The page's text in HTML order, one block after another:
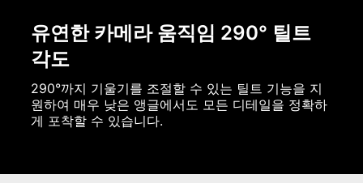
유연한 카메라 움직임 290° 틸트
각도
290°까지 기울기를 조절할 수 있는 틸트 기능을 지
원하여 매우 낮은 앵글에서도 모든 디테일을 정확하
게 포착할 수 있습니다.